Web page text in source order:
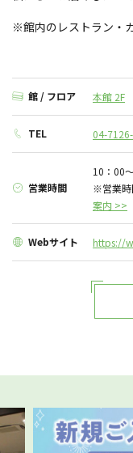
※館内のレストラン・
館 / フロア 本館 2F
TEL 04-
営業時間
10：00
※営業時
案内 >>
Webサイト https://